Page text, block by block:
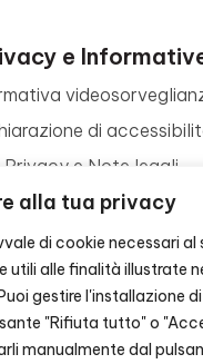
alla tua privacy
di cookie necessari al
utili alle finalità illustrate
gestire l'installazione
"Rifiuta tutto" o
manualmente dal
e
di
Privacy e Note legali
Termini di utilizzo
Cookie policy
Contattaci